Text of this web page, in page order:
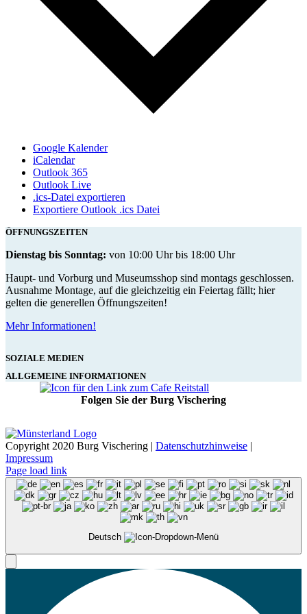
Google Kalender
iCalendar
Outlook 365
Outlook Live
.ics-Datei exportieren
Exportiere Outlook .ics Datei
ÖFFNUNGSZEITEN
Dienstag bis Sonntag: von 10:00 Uhr bis 18:00 Uhr
Haupt- und Vorburg und Museumsshop sind montags geschlossen.
Ausnahme Montage, auf die gleichzeitig ein Feiertag fällt; hier
gelten die generellen Öffnungszeiten!
Mehr Informationen!
SOZIALE MEDIEN
ALLGEMEINE INFORMATIONEN
Folgen Sie der Burg Vischering
Copyright 2020 Burg Vischering | Datenschutzhinweise |
Impressum
Page load link
Deutsch